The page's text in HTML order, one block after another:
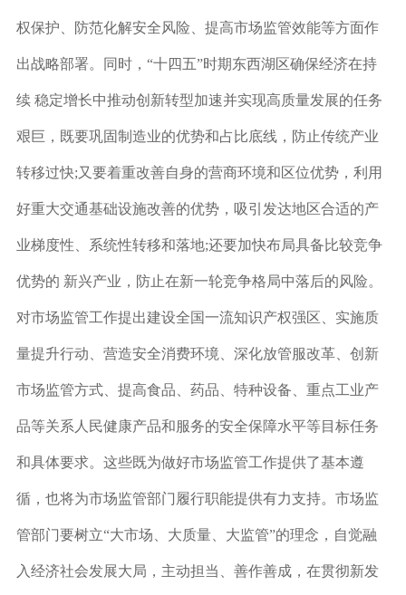
权保护、防范化解安全风险、提高市场监管效能等方面作
出战略部署。同时， “十四五”时期东西湖区确保经济在持
续 稳定增长中推动创新转型加速并实现高质量发展的任务
艰巨，既要巩固制造业的优势和占比底线，防止传统产业
转移过快;又要着重改善自身的营商环境和区位优势，利用
好重大交通基础设施改善的优势，吸引发达地区合适的产
业梯度性、系统性转移和落地;还要加快布局具备比较竞争
优势的 新兴产业，防止在新一轮竞争格局中落后的风险。
对市场监管工作提出建设全国一流知识产权强区、实施质
量提升行动、营造安全消费环境、深化放管服改革、创新
市场监管方式、提高食品、药品、特种设备、重点工业产
品等关系人民健康产品和服务的安全保障水平等目标任务
和具体要求。这些既为做好市场监管工作提供了基本遵
循，也将为市场监管部门履行职能提供有力支持。市场监
管部门要树立“大市场、大质量、大监管”的理念，自觉融
入经济社会发展大局，主动担当、善作善成，在贯彻新发